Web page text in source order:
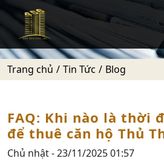
Trang chủ Tin Tức Blog
FAQ: Khi nào là thời
để thuê căn hộ Thủ
Chủ nhật - 23/11/2025 01:57